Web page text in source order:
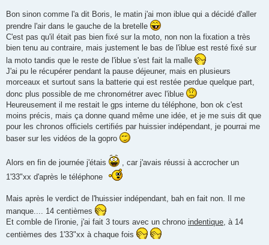
Bon sinon comme l'a dit Boris, le matin j'ai mon iblue qui a décidé d'aller
prendre l'air dans le gauche de la bretelle
C'est pas qu'il était pas bien fixé sur la moto, non non la fixation a très
bien tenu au contraire, mais justement le bas de l'iblue est resté fixé sur
la moto tandis que le reste de l'iblue s'est fait la malle
J'ai pu le récupérer pendant la pause déjeuner, mais en plusieurs
morceaux et surtout sans la batterie qui est restée perdue quelque part,
donc plus possible de me chronométrer avec l'iblue
Heureusement il me restait le gps interne du téléphone, bon ok c'est
moins précis, mais ça donne quand même une idée, et je me suis dit que
pour les chronos officiels certifiés par huissier indépendant, je pourrai me
baser sur les vidéos de la gopro
Alors en fin de journée j'étais
, car j'avais réussi à accrocher un
1'33"xx d'après le téléphone
Mais après le verdict de l'huissier indépendant, bah en fait non. Il me
manque.... 14 centièmes
Et comble de l'ironie, j'ai fait 3 tours avec un chrono indentique, à 14
centièmes des 1'33"xx à chaque fois